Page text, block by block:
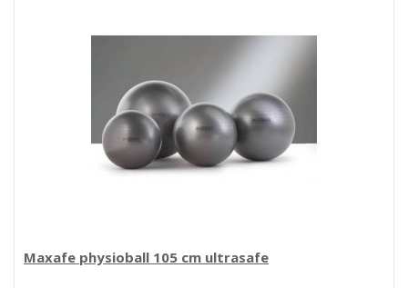
Maxafe physioball 105 cm ultrasafe